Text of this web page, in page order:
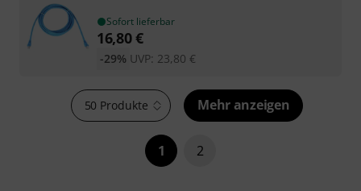
Sofort lieferbar
16,80€
UVP: 23,80 €
-29%
50 Produkte Mehr anzeigen
1 2